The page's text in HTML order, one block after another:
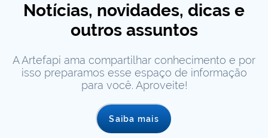
Notícias, novidades, dicas e
outros assuntos
A Artefapi ama compartilhar conhecimento e por
isso preparamos esse espaço de informação
para você. Aproveite!
Saiba mais